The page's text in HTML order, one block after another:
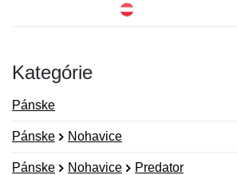
Kategórie
Pánske
Pánske Nohavice
Pánske Nohavice Predator